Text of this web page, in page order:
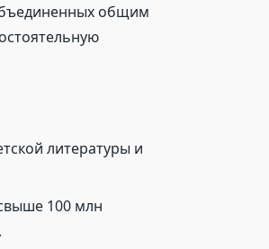
общим
литературы и
100 млн